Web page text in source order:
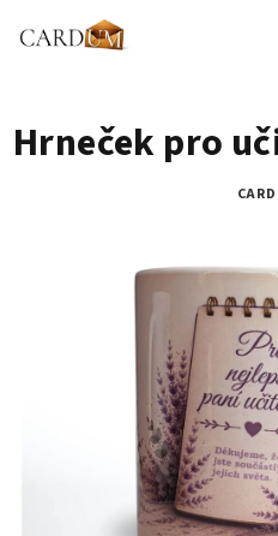
Hrneček pro